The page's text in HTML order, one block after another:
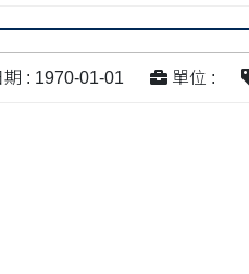
期 : 1970-01-01 單位 :